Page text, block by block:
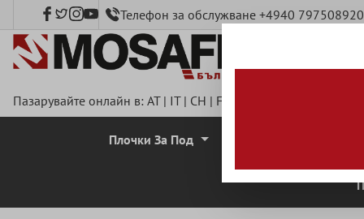
съдържаниеТелефон за обслужване +4940 797508920
Пазарувайте онлайн в: AT| IT| CH | FR
Плочки За Под